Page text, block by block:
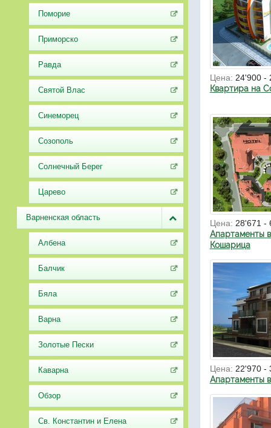
Поморие
Приморско
Равда
Святой Влас
Синеморец
Созополь
Солнечный Берег
Царево
Варненская область
Албена
Балчик
Бяла
Варна
Золотые Пески
Каварна
Обзор
Св. Константин и Елена
Цена: 24'900 -
Квартира на
Цена: 28'671 -
Апартаменты
Кошарица
Цена: 22'970 -
Апартаменты